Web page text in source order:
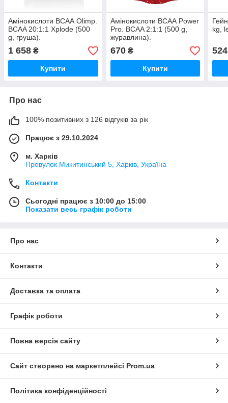
Амінокислоти ВСАА Olimp.
BCAA 20:1:1 Xplode (500
g, груша).
1 658 ₴
Купити
Амінокислоти ВСАА Power
Pro. BCAA 2:1:1 (500 g,
журавлина).
670₴
Купити
kg,
524
Про нас
100% позитивних з 126 відгуків за рік
Працює з 29.10.2024
м. Харків
Провулок Микитинський 5, Харків, Україна
Контакти
Сьогодні працює з 10:00 до 15:00
Показати весь графік роботи
Про нас
Контакти
Доставка та оплата
Графік роботи
Повна версія сайту
Сайт створено на маркетплейсі Prom.ua
Політика конфіденційності